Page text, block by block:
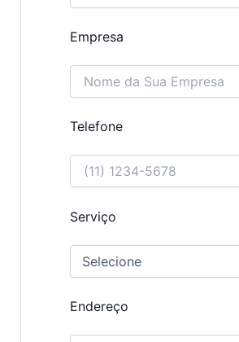
Empresa
Telefone
Serviço
Endereço